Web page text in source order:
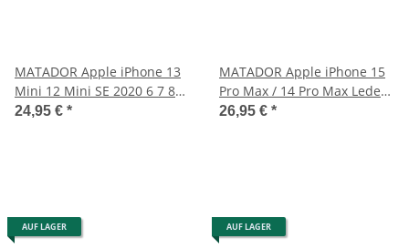
MATADOR Apple iPhone 13
Mini 12 Mini SE 2020 6 7 8
Ledertasche Braun
24,95 € *
MATADOR Apple iPhone 15
Pro Max / 14 Pro Max Leder-
Hülle-Etui Braun
26,95 € *
AUF LAGER AUF LAGER